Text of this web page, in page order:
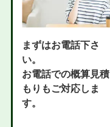
まずはお電話下さ
い。
お電話での概算見積
もりもご対応しま
す。